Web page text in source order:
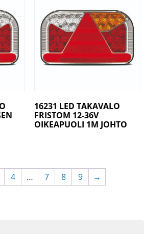
16231 LED TAKAVALO
FRISTOM 12-36V
OIKEAPUOLI 1M JOHTO
4 … 7 8 9 →